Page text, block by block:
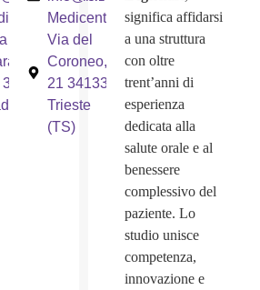
34073 -
(GO)
Medicenter
Via del
Coroneo,
21 34133 -
Trieste
(TS)
significa affidarsi
a una struttura
con oltre
trent’anni di
esperienza
dedicata alla
salute orale e al
benessere
complessivo del
paziente. Lo
studio unisce
competenza,
innovazione e